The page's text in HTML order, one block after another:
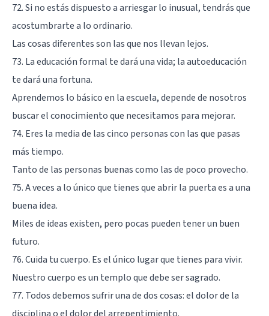
72. Si no estás dispuesto a arriesgar lo inusual, tendrás que
acostumbrarte a lo ordinario.
Las cosas diferentes son las que nos llevan lejos.
73. La educación formal te dará una vida; la autoeducación
te dará una fortuna.
Aprendemos lo básico en la escuela, depende de nosotros
buscar el conocimiento que necesitamos para mejorar.
74. Eres la media de las cinco personas con las que pasas
más tiempo.
Tanto de las personas buenas como las de poco provecho.
75. A veces a lo único que tienes que abrir la puerta es a una
buena idea.
Miles de ideas existen, pero pocas pueden tener un buen
futuro.
76. Cuida tu cuerpo. Es el único lugar que tienes para vivir.
Nuestro cuerpo es un templo que debe ser sagrado.
77. Todos debemos sufrir una de dos cosas: el dolor de la